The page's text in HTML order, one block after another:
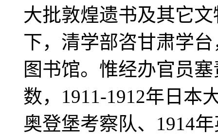
大批敦煌遗书及其它
下，清学部咨甘肃学
图书馆。惟经办官员
数，1911-1912年日本
奥登堡考察队、1914